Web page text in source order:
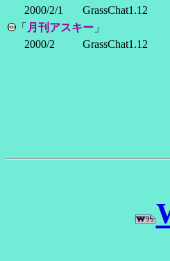
2000/2/1
GrassChat1.12
「 月刊アスキー 」
2000/2